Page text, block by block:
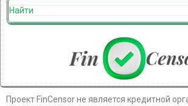
Проект FinCensor не является кредитной